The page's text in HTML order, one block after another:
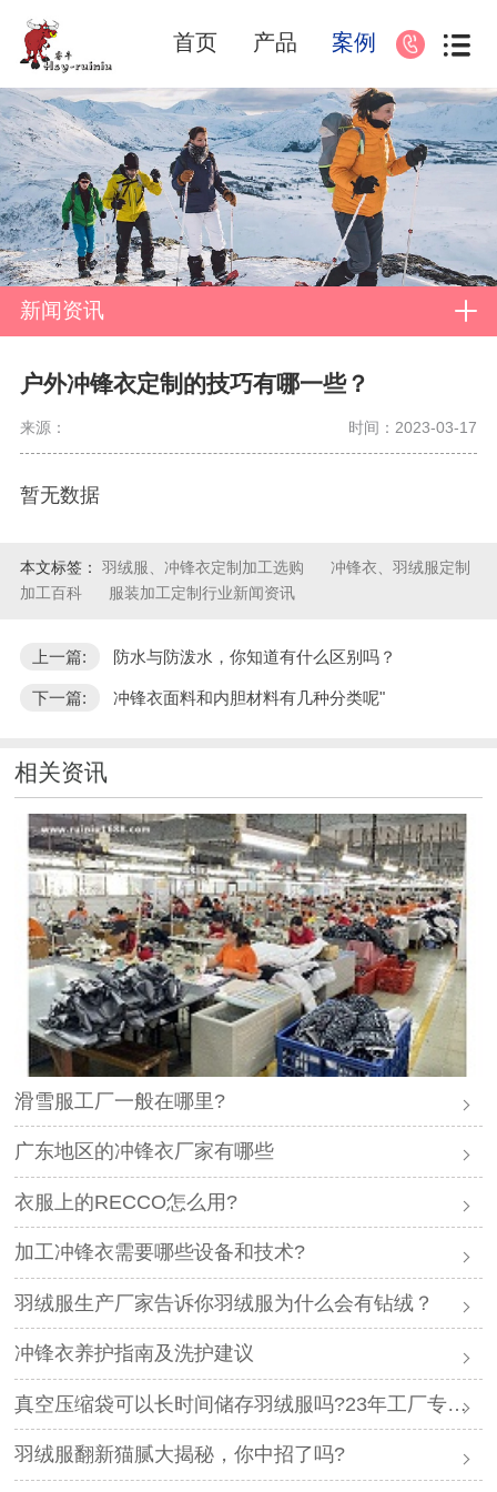
首页 产品 案例
新闻资讯
户外冲锋衣定制的技巧有哪一些？
来源： 时间：2023-03-17
暂无数据
本文标签： 羽绒服、冲锋衣定制加工选购
冲锋衣、羽绒服定制
加工百科
服装加工定制行业新闻资讯
上一篇: 防水与防泼水，你知道有什么区别吗？
下一篇: 冲锋衣面料和内胆材料有几种分类呢"
相关资讯
滑雪服工厂一般在哪里?
广东地区的冲锋衣厂家有哪些
衣服上的RECCO怎么用?
加工冲锋衣需要哪些设备和技术?
羽绒服生产厂家告诉你羽绒服为什么会有钻绒？
冲锋衣养护指南及洗护建议
真空压缩袋可以长时间储存羽绒服吗?23年工厂专业解答
羽绒服翻新猫腻大揭秘，你中招了吗?